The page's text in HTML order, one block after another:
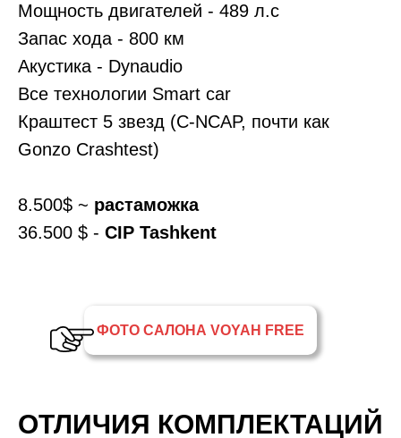
Мощность двигателей - 489 л.с
Запас хода - 800 км
Акустика - Dynaudio
Все технологии Smart car
Краштест 5 звезд (C-NCAP, почти как
Gonzo Crashtest)
8.500$ ~ растаможка
36.500 $ - CIP Tashkent
ФОТО САЛОНА VOYAH FREE
ОТЛИЧИЯ КОМПЛЕКТАЦИЙ